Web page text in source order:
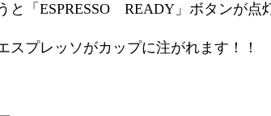
「ESPRESSO READY」ボタンが点
レッソがカップに注がれます！！